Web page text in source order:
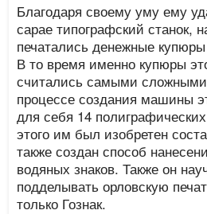
Благодаря своему уму ему
сарае типографский станок,
печатались денежные
В то время именно купюры
считались самыми
процессе создания машины
для себя 14
этого им был изобретен
также создан способ
водяных знаков. Также он
подделывать орловскую
только Гознак.